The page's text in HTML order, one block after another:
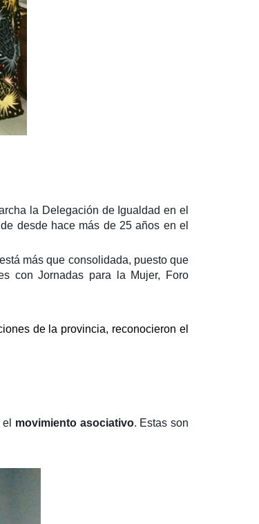
la Delegación de Igualdad en el
desde hace más de 25 años en el
más que consolidada, puesto que
con Jornadas para la Mujer, Foro
de la provincia, reconocieron el
movimiento asociativo. Estas son